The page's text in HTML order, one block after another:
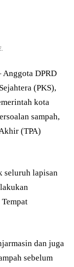
DPRD
(PKS),
kota
sampah,
(TPA)
seluruh lapisan
dan juga
sebelum